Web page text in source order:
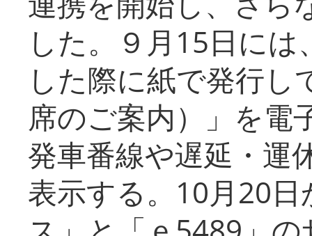
した。９月15日に
した際に紙で発行し
席のご案内）」を電
発車番線や遅延・運
表示する。10月20